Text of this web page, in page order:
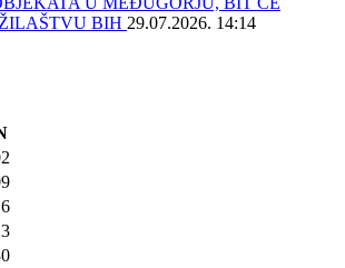
BIH 29.07.2026. 14:14